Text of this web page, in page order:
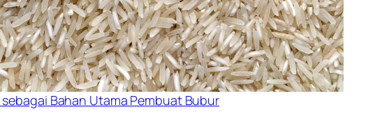
sebagai Bahan Utama Pembuat Bubur